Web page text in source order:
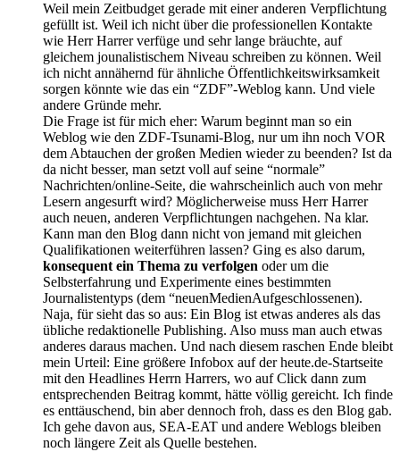
Weil mein Zeitbudget gerade mit einer anderen Verpflichtung
gefüllt ist. Weil ich nicht über die professionellen Kontakte
wie Herr Harrer verfüge und sehr lange bräuchte, auf
gleichem jounalistischem Niveau schreiben zu können. Weil
ich nicht annähernd für ähnliche Öffentlichkeitswirksamkeit
sorgen könnte wie das ein “ZDF”-Weblog kann. Und viele
andere Gründe mehr.
Die Frage ist für mich eher: Warum beginnt man so ein
Weblog wie den ZDF-Tsunami-Blog, nur um ihn noch VOR
dem Abtauchen der großen Medien wieder zu beenden? Ist da
da nicht besser, man setzt voll auf seine “normale”
Nachrichten/online-Seite, die wahrscheinlich auch von mehr
Lesern angesurft wird? Möglicherweise muss Herr Harrer
auch neuen, anderen Verpflichtungen nachgehen. Na klar.
Kann man den Blog dann nicht von jemand mit gleichen
Qualifikationen weiterführen lassen? Ging es also darum,
konsequent ein Thema zu verfolgen oder um die
Selbsterfahrung und Experimente eines bestimmten
Journalistentyps (dem “neuenMedienAufgeschlossenen).
Naja, für sieht das so aus: Ein Blog ist etwas anderes als das
übliche redaktionelle Publishing. Also muss man auch etwas
anderes daraus machen. Und nach diesem raschen Ende bleibt
mein Urteil: Eine größere Infobox auf der heute.de-Startseite
mit den Headlines Herrn Harrers, wo auf Click dann zum
entsprechenden Beitrag kommt, hätte völlig gereicht. Ich finde
es enttäuschend, bin aber dennoch froh, dass es den Blog gab.
Ich gehe davon aus, SEA-EAT und andere Weblogs bleiben
noch längere Zeit als Quelle bestehen.